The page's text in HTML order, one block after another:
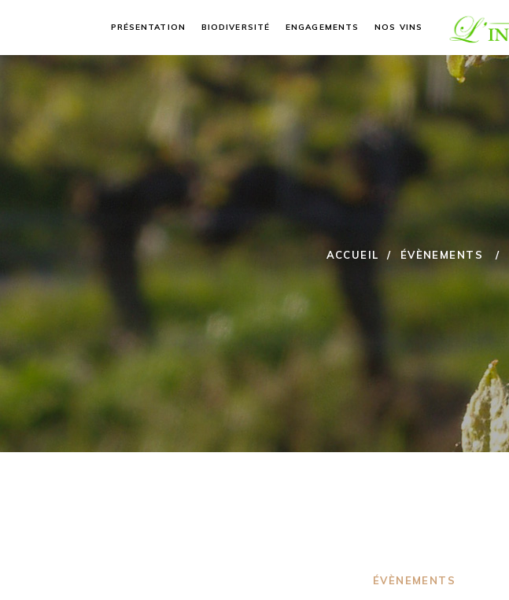
PRÉSENTATION BIODIVERSITÉ ENGAGEMENTS NOS VINS
ACCUEIL / ÉVÈNEMENTS /
ÉVÈNEMENTS